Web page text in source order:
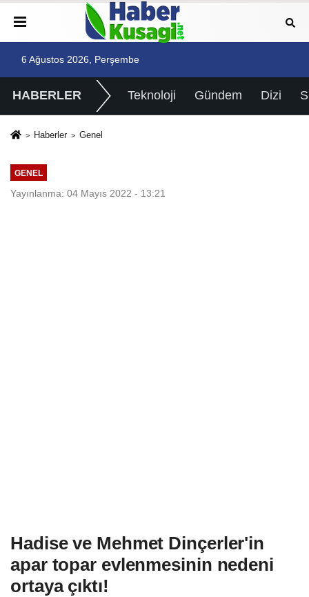
6 Ağustos 2026, Perşembe
HABERLER Teknoloji Gündem Dizi
Haberler Genel
GENEL
Yayınlanma: 04 Mayıs 2022 - 13:21
Hadise ve Mehmet Dinçerler'in
apar topar evlenmesinin nedeni
ortaya çıktı!